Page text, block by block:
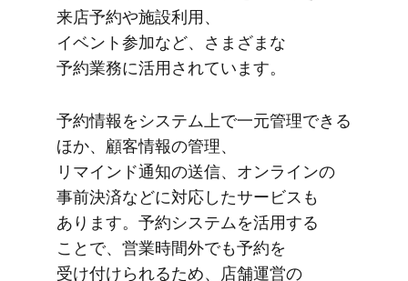
来店予約や​施設利用、​
イベント参加など、​さまざまな​
予約業務に​活用されています。
予約情報を​システム上で​一元管理できる​
ほか、​顧客情報の​管理、​
リマインド通知の​送信、​オンラインの​
事前決済などに​対応した​サービスも​
あります。​予約システムを​活用する​
ことで、​営業時間外でも​予約を​
受け付けられる​ため、​店舗運営の​